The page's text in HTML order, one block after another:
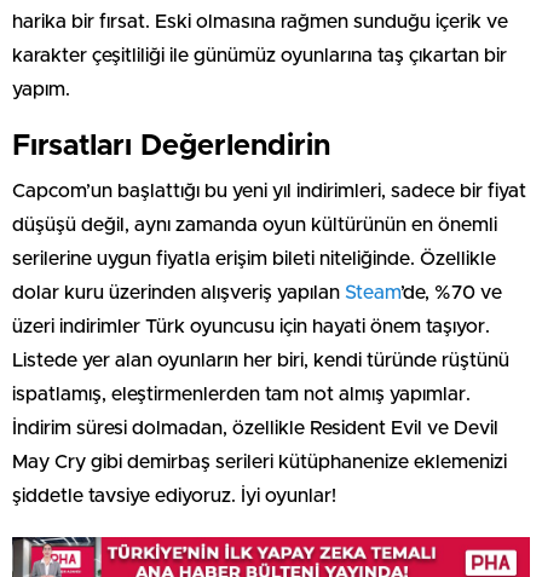
harika bir fırsat. Eski olmasına rağmen sunduğu içerik ve
karakter çeşitliliği ile günümüz oyunlarına taş çıkartan bir
yapım.
Fırsatları Değerlendirin
Capcom’un başlattığı bu yeni yıl indirimleri, sadece bir fiyat
düşüşü değil, aynı zamanda oyun kültürünün en önemli
serilerine uygun fiyatla erişim bileti niteliğinde. Özellikle
dolar kuru üzerinden alışveriş yapılan Steam’de, %70 ve
üzeri indirimler Türk oyuncusu için hayati önem taşıyor.
Listede yer alan oyunların her biri, kendi türünde rüştünü
ispatlamış, eleştirmenlerden tam not almış yapımlar.
İndirim süresi dolmadan, özellikle Resident Evil ve Devil
May Cry gibi demirbaş serileri kütüphanenize eklemenizi
şiddetle tavsiye ediyoruz. İyi oyunlar!